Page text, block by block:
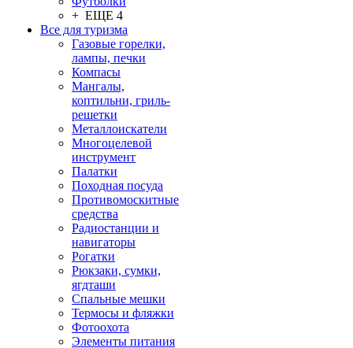
+ ЕЩЕ 4
Все для туризма
Газовые горелки,
лампы, печки
Компасы
Мангалы,
коптильни, гриль-
решетки
Металлоискатели
Многоцелевой
инструмент
Палатки
Походная посуда
Противомоскитные
средства
Радиостанции и
навигаторы
Рогатки
Рюкзаки, сумки,
ягдташи
Спальные мешки
Термосы и фляжки
Фотоохота
Элементы питания